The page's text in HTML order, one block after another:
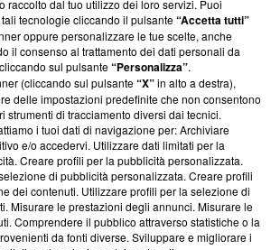
Corpo carbonizzato
trovato in un’auto a
Ricadi: morto un
anziano di 81 anni
Calabria, Terremoto:
registrata scossa 3.5
nel territorio di Celico
SEGUI
il mio pane quotidiano..
raccolto dal tuo utilizzo dei loro servizi. Puoi
tecnologie cliccando il pulsante“Accetta tutti”
oppure personalizzare le tue scelte, anche
il consenso al trattamento dei dati personali da
sul pulsante“Personalizza”.
(cliccando sul pulsante“X”in alto a destra),
delle impostazioni predefinite che non consentono
strumenti di tracciamento diversi dai tecnici.
i tuoi dati di navigazione per: Archiviare
e/o accedervi. Utilizzare dati limitati per la
Creare profili per la pubblicità personalizzata.
di pubblicità personalizzata. Creare profili
dei contenuti. Utilizzare profili per la selezione di
Misurare le prestazioni degli annunci. Misurare le
Comprendere il pubblico attraverso statistiche o la
da fonti diverse. Sviluppare e migliorare i